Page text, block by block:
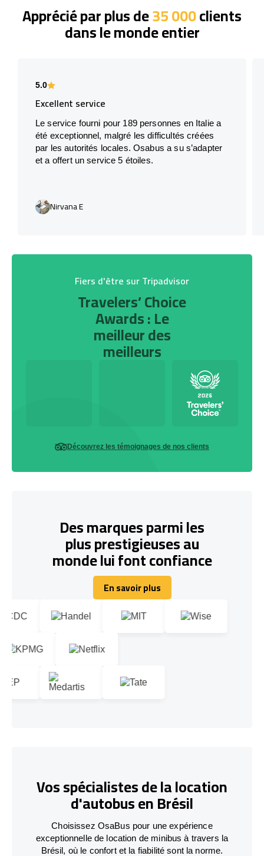
Apprécié par plus de35 000clients
dans le monde entier
5.0
Excellent service
Le service fourni pour 189 personnes en Italie a
été exceptionnel, malgré les difficultés créées
par les autorités locales. Osabus a su s’adapter
et a offert un service 5 étoiles.
Nirvana E
Fiers d'être sur Tripadvisor
Travelers’ Choice
Awards : Le
meilleur des
meilleurs
Découvrez les témoignages de nos clients
Des marques parmi les
plus prestigieuses au
monde lui font confiance
En savoir plus
En savoir plus
Vos spécialistes de la location
d'autobus en Brésil
Choisissez OsaBus pour une expérience
exceptionnelle de location de minibus à travers la
Brésil, où le confort et la fiabilité sont la norme.